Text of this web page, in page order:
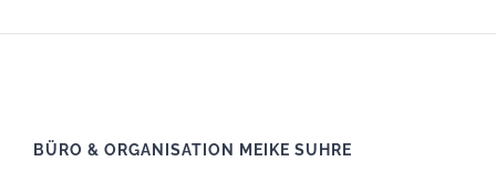
BÜRO & ORGANISATION MEIKE SUHRE